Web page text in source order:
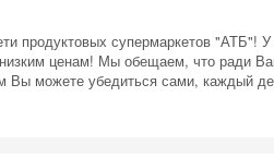
продуктовых супермаркетов "АТБ"!
ценам! Мы обещаем, что ради
Вы можете убедиться сами, каждый
Получить промокод